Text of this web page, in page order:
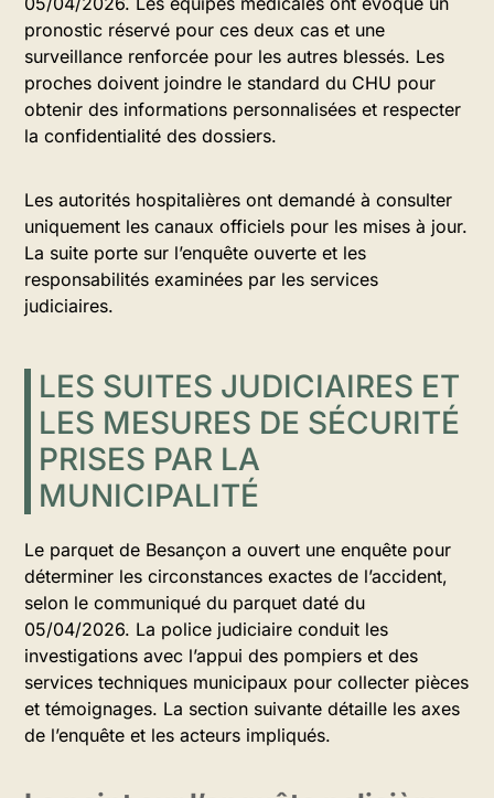
pronostic réservé pour ces deux cas et une
surveillance renforcée pour les autres blessés. Les
proches doivent joindre le standard du CHU pour
obtenir des informations personnalisées et respecter
la confidentialité des dossiers.
Les autorités hospitalières ont demandé à consulter
uniquement les canaux officiels pour les mises à jour.
La suite porte sur l’enquête ouverte et les
responsabilités examinées par les services
judiciaires.
LES SUITES JUDICIAIRES ET
LES MESURES DE SÉCURITÉ
PRISES PAR LA
MUNICIPALITÉ
Le parquet de Besançon a ouvert une enquête pour
déterminer les circonstances exactes de l’accident,
selon le communiqué du parquet daté du
05/04/2026. La police judiciaire conduit les
investigations avec l’appui des pompiers et des
services techniques municipaux pour collecter pièces
et témoignages. La section suivante détaille les axes
de l’enquête et les acteurs impliqués.